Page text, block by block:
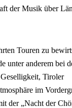
der Musik über
Touren zu
unter anderem bei
Tiroler
im
der „Nacht der